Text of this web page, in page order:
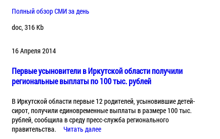
Полный обзор СМИ за день
doc, 316 Kb
16 Апреля 2014
Первые усыновители в Иркутской области получили
региональные выплаты по 100 тыс. рублей
В Иркутской области первые 12 родителей, усыновившие детей-
сирот, получили единовременные выплаты в размере 100 тыс.
рублей, сообщила в среду пресс-служба регионального
правительства.
Читать далее